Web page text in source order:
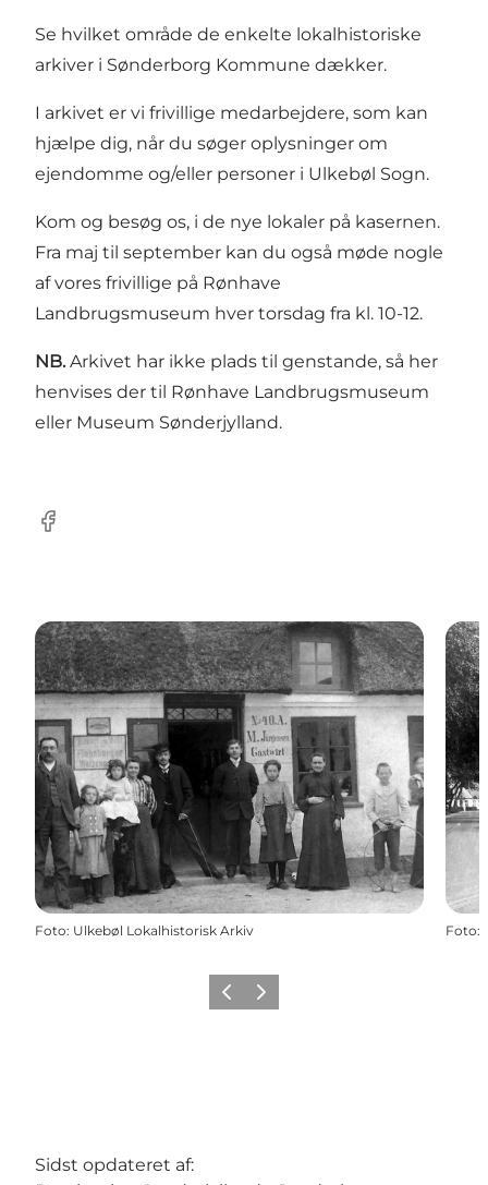
Se hvilket område de enkelte lokalhistoriske
arkiver i Sønderborg Kommune dækker.
I arkivet er vi frivillige medarbejdere, som kan
hjælpe dig, når du søger oplysninger om
ejendomme og/eller personer i Ulkebøl Sogn.
Kom og besøg os, i de nye lokaler på kasernen.
Fra maj til september kan du også møde nogle
af vores frivillige på Rønhave
Landbrugsmuseum hver torsdag fra kl. 10-12.
NB. Arkivet har ikke plads til genstande, så her
henvises der til Rønhave Landbrugsmuseum
eller Museum Sønderjylland.
Facebook
Foto: Ulkebøl Lokalhistorisk Arkiv Foto:
ForrigeNæste
Sidst opdateret af: